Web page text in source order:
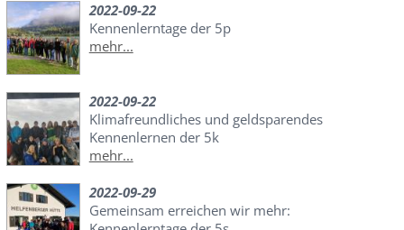
2022-09-22
Kennenlerntage der 5p
mehr...
2022-09-22
Klimafreundliches und geldsparendes
Kennenlernen der 5k
mehr...
2022-09-29
Gemeinsam erreichen wir mehr: